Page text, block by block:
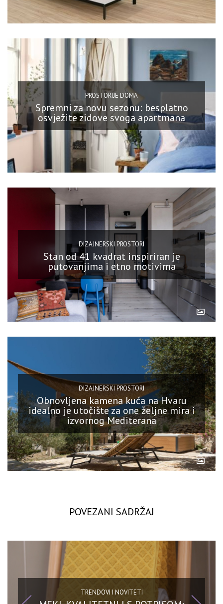
PROSTORIJE DOMA
Spremni za novu sezonu: besplatno
osvježite zidove svoga apartmana
DIZAJNERSKI PROSTORI
Stan od 41 kvadrat inspiriran je
putovanjima i etno motivima
DIZAJNERSKI PROSTORI
Obnovljena kamena kuća na Hvaru
idealno je utočište za one željne mira i
izvornog Mediterana
POVEZANI SADRŽAJ
TRENDOVI I NOVITETI